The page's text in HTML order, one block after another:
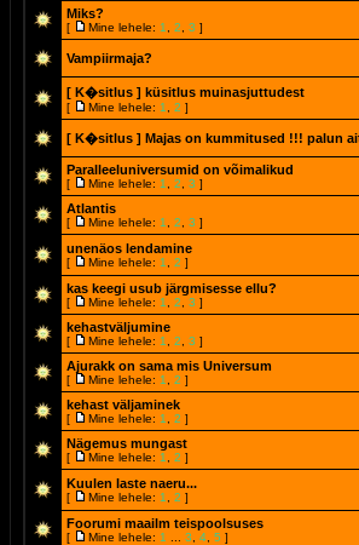
Miks?
[ Mine lehele: 1 2 3 ]
Vampiirmaja?
[ K�sitlus ] küsitlus muinasjuttudest
[ Mine lehele: 1 2 ]
[ K�sitlus ] Majas on kummitused !!! palun
Paralleeluniversumid on võimalikud
[ Mine lehele: 1 2 3 ]
Atlantis
[ Mine lehele: 1 2 3 ]
unenäos lendamine
[ Mine lehele: 1 2 ]
kas keegi usub järgmisesse ellu?
[ Mine lehele: 1 2 3 ]
kehastväljumine
[ Mine lehele: 1 2 3 ]
Ajurakk on sama mis Universum
[ Mine lehele: 1 2 ]
kehast väljaminek
[ Mine lehele: 1 2 ]
Nägemus mungast
[ Mine lehele: 1 2 ]
Kuulen laste naeru...
[ Mine lehele: 1 2 ]
Foorumi maailm teispoolsuses
[ Mine lehele: 1 3 4 5 ]